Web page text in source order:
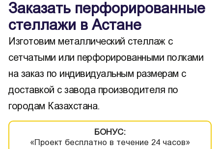
Заказать перфорированные
стеллажи в Астане
Изготовим металлический стеллаж с
сетчатыми или перфорированными полками
на заказ по индивидуальным размерам с
доставкой с завода производителя по
городам Казахстана.
БОНУС:
«Проект бесплатно в течение 24 часов»